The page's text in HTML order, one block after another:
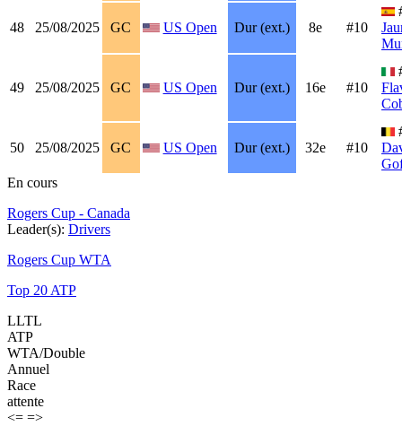
48 25/08/2025 GC US Open Dur (ext.) 8e #10
49 25/08/2025 GC US Open Dur (ext.) 16e #10
50 25/08/2025 GC US Open Dur (ext.) 32e #10
En cours
Rogers Cup - Canada
Leader(s): Drivers
Rogers Cup WTA
Top 20 ATP
LLTL
ATP
WTA/Double
Annuel
Race
attente
<= =>